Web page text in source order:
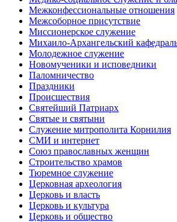
Межконфессиональные отношения
Межсоборное присутствие
Миссионерское служение
Михаило-Архангельский
Молодежное служение
Новомученики и исповедники
Паломничество
Праздники
Происшествия
Святейший Патриарх
Святые и святыни
Служение митрополита Корнилия
СМИ и интернет
Союз православных женщин
Строительство храмов
Тюремное служение
Церковная археология
Церковь и власть
Церковь и культура
Церковь и общество